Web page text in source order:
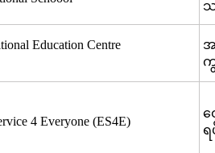
Education Centre
အ
က
4 Everyone (ES4E)
ဝ
ရ